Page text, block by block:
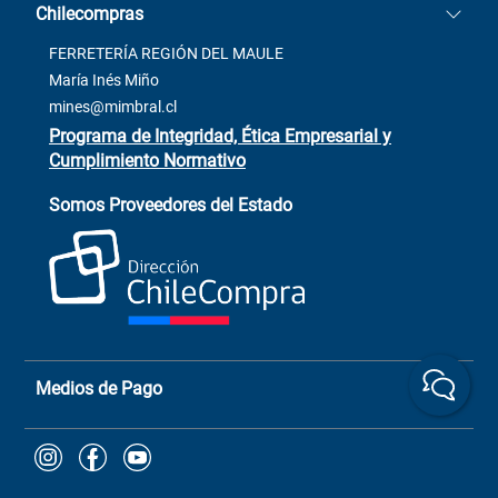
Términos y condiciones
Contacto
Venta Terreno
Trabaja con Nosotros
+(73) 256
ChileCompras
+56 9 9888 9549
2137 San Javier, Fono (73)
Chilecompras
FERRETERÍA REGIÓN DEL MAULE
María Inés Miño
mines@mimbral.cl
Programa de Integridad, Ética Empresarial y
Cumplimiento Normativo
Somos Proveedores del Estado
Medios de Pago